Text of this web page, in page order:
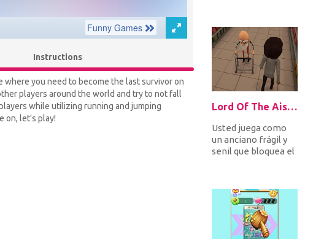
Instructions
where you need to become the last survivor on
players around the world and try to not fall
while utilizing running and jumping
on, let's play!
Lord Of The Aisle 3D
Usted juega como
un anciano frágil y
senil que bloquea el